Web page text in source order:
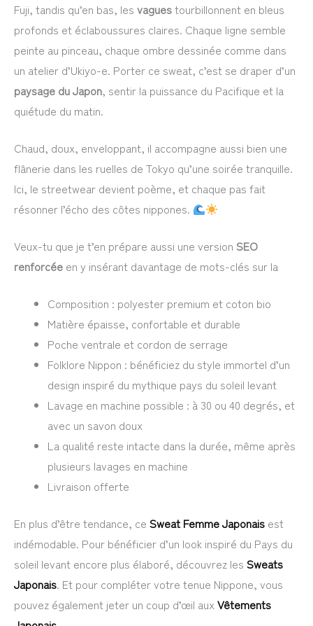
Fuji, tandis qu’en bas, les vaguestourbillonnent en bleus
profonds et éclaboussures claires. Chaque ligne semble
peinte au pinceau, chaque ombre dessinée comme dans
un atelier d’Ukiyo-e. Porter ce sweat, c’est se draper d’un
paysage du Japon, sentir la puissance du Pacifique et la
quiétude du matin.
Chaud, doux, enveloppant, il accompagne aussi bien une
flânerie dans les ruelles de Tokyo qu’une soirée tranquille.
Ici, le streetwear devient poème, et chaque pas fait
résonner l’écho des côtes nippones.
Veux-tu que je t’en prépare aussi une version SEO
renforcée en y insérant davantage de mots-clés sur la
Composition : polyester premium et coton bio
Matière épaisse, confortable et durable
Poche ventrale et cordon de serrage
Folklore Nippon : bénéficiez du style immortel d’un
design inspiré du mythique pays du soleil levant
Lavage en machine possible : à 30 ou 40 degrés, et
avec un savon doux
La qualité reste intacte dans la durée, même après
plusieurs lavages en machine
Livraison offerte
En plus d’être tendance, ce Sweat Femme Japonais est
indémodable. Pour bénéficier d’un look inspiré du Pays du
soleil levant encore plus élaboré, découvrez les Sweats
Japonais. Et pour compléter votre tenue Nippone, vous
pouvez également jeter un coup d’œil auxVêtements